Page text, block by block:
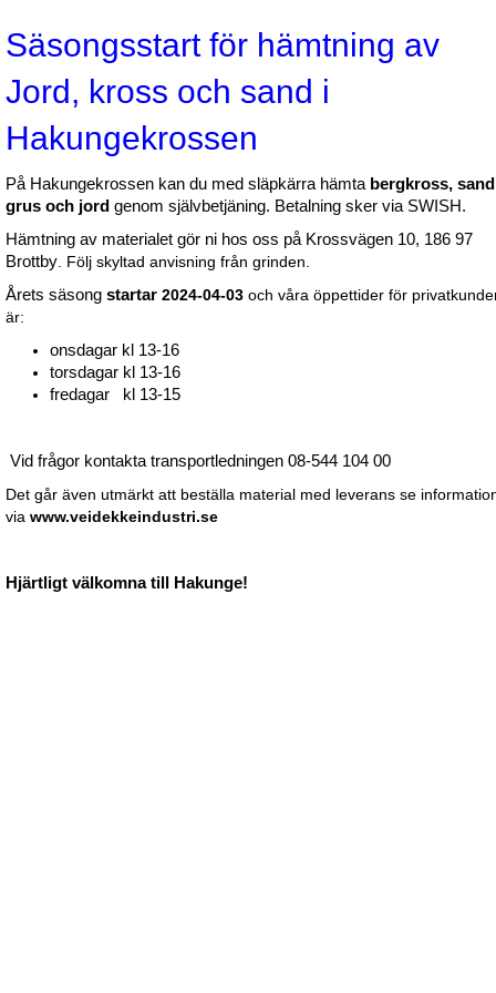
Säsongsstart för hämtning av
Jord, kross och sand i
Hakungekrossen
På Hakungekrossen kan du med släpkärra hämta bergkross,
grus och jord genom självbetjäning. Betalning sker via SWISH.
Hämtning av materialet gör ni hos oss på Krossvägen 10, 186 97
Brottby . Följ skyltad anvisning från grinden.
Årets säsong startar 2024-04-03 och våra öppettider för
är:
onsdagar kl 13-16
torsdagar kl 13-16
fredagar kl 13-15
Vid frågor kontakta transportledningen 08-544 104 00
Det går även utmärkt att beställa material med leverans se
via www.veidekkeindustri.se
Hjärtligt välkomna till Hakunge!